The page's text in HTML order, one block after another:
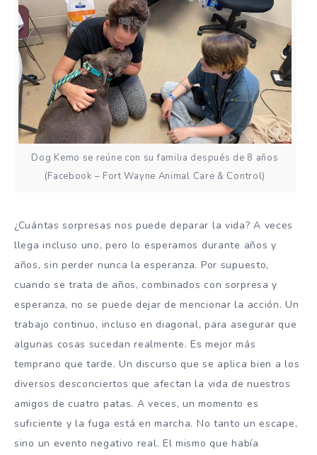
Dog Kemo se reúne con su familia después de 8 años
(Facebook – Fort Wayne Animal Care & Control)
¿Cuántas sorpresas nos puede deparar la vida? A veces
llega incluso uno, pero lo esperamos durante años y
años, sin perder nunca la esperanza. Por supuesto,
cuando se trata de años, combinados con sorpresa y
esperanza, no se puede dejar de mencionar la acción. Un
trabajo continuo, incluso en diagonal, para asegurar que
algunas cosas sucedan realmente. Es mejor más
temprano que tarde. Un discurso que se aplica bien a los
diversos desconciertos que afectan la vida de nuestros
amigos de cuatro patas. A veces, un momento es
suficiente y la fuga está en marcha. No tanto un escape,
sino un evento negativo real. El mismo que había